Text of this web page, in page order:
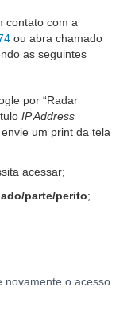
Documental
de Pessoas
contato com a
ou abra chamado
as seguintes
por “Radar
IP Address
um print da tela
acessar;
parte/perito;
novamente o acesso